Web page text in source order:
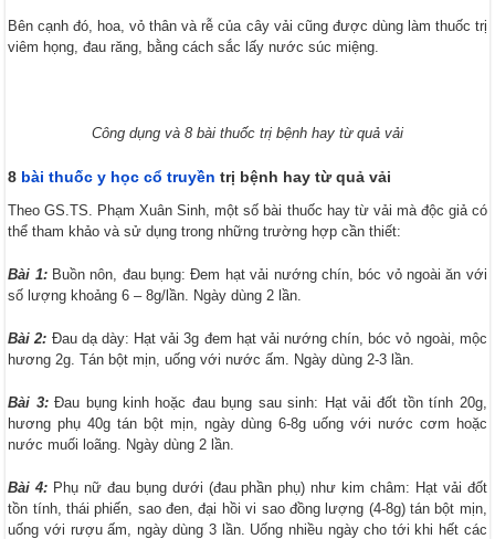
Bên cạnh đó, hoa, vỏ thân và rễ của cây vải cũng được dùng làm thuốc trị
viêm họng, đau răng, bằng cách sắc lấy nước súc miệng.
Công dụng và 8 bài thuốc trị bệnh hay từ quả vải
8 bài thuốc y học cổ truyền trị bệnh hay từ quả vải
Theo GS.TS. Phạm Xuân Sinh, một số bài thuốc hay từ vải mà độc giả có
thể tham khảo và sử dụng trong những trường hợp cần thiết:
Bài 1:Buồn nôn, đau bụng: Đem hạt vải nướng chín, bóc vỏ ngoài ăn với
số lượng khoảng 6 – 8g/lần. Ngày dùng 2 lần.
Bài 2: Đau dạ dày: Hạt vải 3g đem hạt vải nướng chín, bóc vỏ ngoài, mộc
hương 2g. Tán bột mịn, uống với nước ấm. Ngày dùng 2-3 lần.
Bài 3:Đau bụng kinh hoặc đau bụng sau sinh: Hạt vải đốt tồn tính 20g,
hương phụ 40g tán bột mịn, ngày dùng 6-8g uống với nước cơm hoặc
nước muối loãng. Ngày dùng 2 lần.
Bài 4: Phụ nữ đau bụng dưới (đau phần phụ) như kim châm: Hạt vải đốt
tồn tính, thái phiến, sao đen, đại hồi vi sao đồng lượng (4-8g) tán bột mịn,
uống với rượu ấm, ngày dùng 3 lần. Uống nhiều ngày cho tới khi hết các